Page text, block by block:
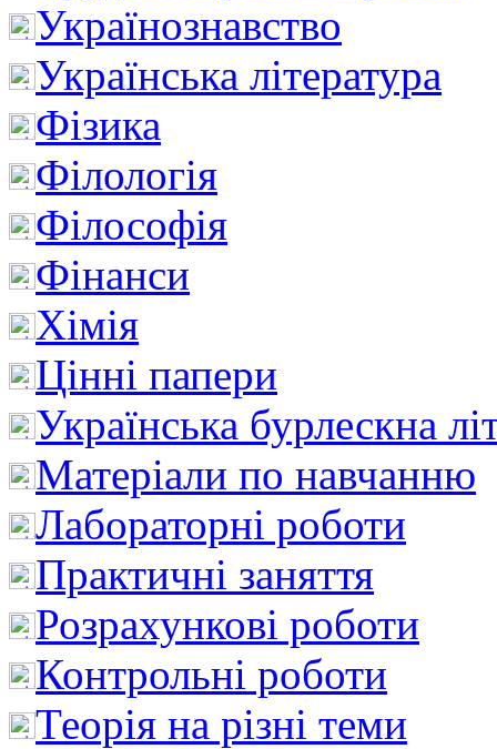
Українознавство
Українська література
Фізика
Філологія
Філософія
Фінанси
Хімія
Цінні папери
Українська бурлескна
Матеріали по навчанню
Лабораторні роботи
Практичні заняття
Розрахункові роботи
Контрольні роботи
Теорія на різні теми